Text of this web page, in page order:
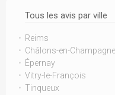
Tous les avis par ville
Reims
Châlons-en-Champagne
Épernay
Vitry-le-François
Tinqueux